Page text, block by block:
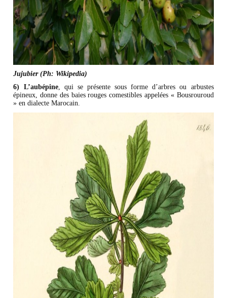
Jujubier (Ph: Wikipedia)​
6) L’aubépine, qui se présente sous forme d’arbres ou arbustes
épineux, donne des baies rouges comestibles appelées « Bousrouroud
» en dialecte Marocain.